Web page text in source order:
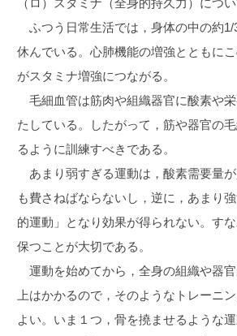
（ロ）スタミナ（全身的持久力）につ
ふつう日常生活では，身体の中の約
休んでいる。心肺機能の増強とともに
がスタミナ増強につながる。
毛細血管は筋肉や組織器官に酸素や
たしている。したがって，筋や器官の
るように訓練すべきである。
あまり弱すぎる運動は，酸素需要量
も費さねばならないし，逆に，あまり
的運動」となり効果が得られない。す
保つことが大切である。
運動を始めてから，全身の組織や器
上はかかるので，そのようなトレーニ
よい。いま１つ，骨を撓ませるような